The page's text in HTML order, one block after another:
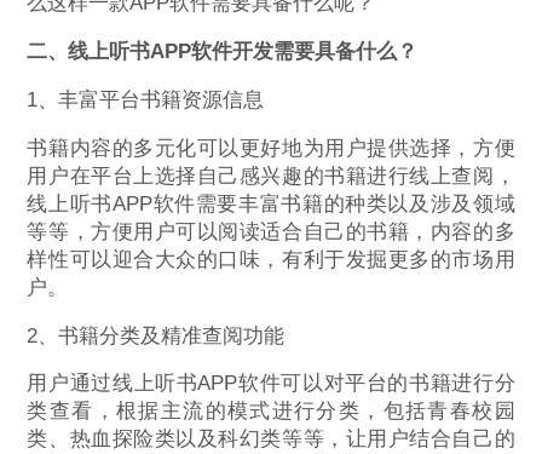
二、线上听书APP软件开发需要具备什么？
1、丰富平台书籍资源信息
书籍内容的多元化可以更好地为用户提供选择，方便
用户在平台上选择自己感兴趣的书籍进行线上查阅，
线上听书APP软件需要丰富书籍的种类以及涉及领域
等等，方便用户可以阅读适合自己的书籍，内容的多
样性可以迎合大众的口味，有利于发掘更多的市场用
户。
2、书籍分类及精准查阅功能
用户通过线上听书APP软件可以对平台的书籍进行分
类查看，根据主流的模式进行分类，包括青春校园
类、热血探险类以及科幻类等等，让用户结合自己的